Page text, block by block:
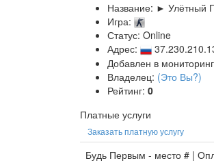
Название: ► Улётный
Игра:
Статус: Online
Адрес:
Добавлен в
Владелец: (Это Вы?)
Рейтинг: 0
Платные услуги
Заказать платную услугу
Будь Первым - место # |